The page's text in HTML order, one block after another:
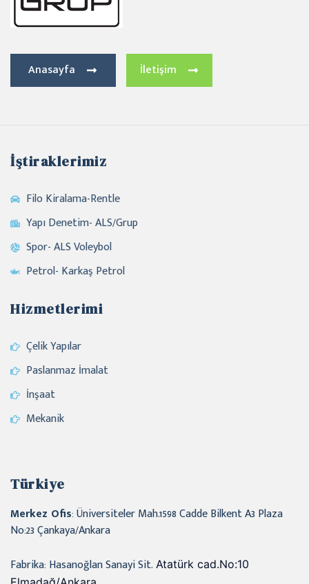
Anasayfa İletişim
İştiraklerimiz
Filo Kiralama-Rentle
Yapı Denetim- ALS/Grup
Spor- ALS Voleybol
Petrol- Karkaş Petrol
Hizmetlerimi
Çelik Yapılar
Paslanmaz İmalat
İnşaat
Mekanik
Türkiye
Merkez Ofis: Üniversiteler Mah.1598 Cadde Bilkent A3 Plaza
No:23 Çankaya/Ankara
Fabrika: Hasanoğlan Sanayi Sit. Atatürk cad.No:10